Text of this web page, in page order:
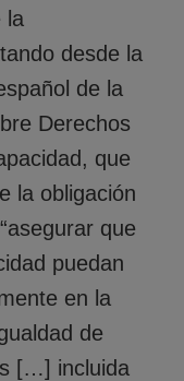
la
desde la
de la
Derechos
que
la obligación
que
puedan
en la
de
[…] incluida